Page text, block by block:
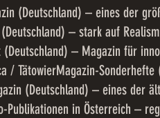
(Deutschland) – eines der
– stark auf
(Deutschland) – Magazin für
/ TätowierMagazin-
(Deutschland) – eines der
Publikationen in Österreich –